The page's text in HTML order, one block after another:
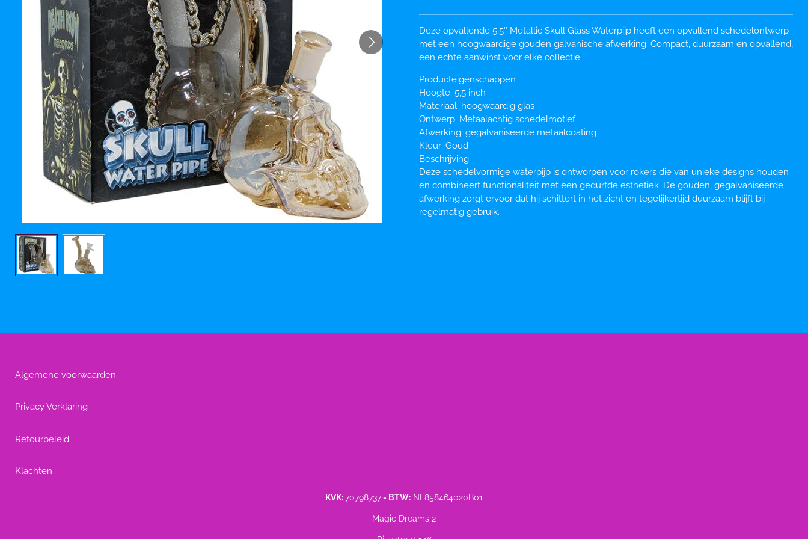
Deze opvallende 5,5″ Metallic Skull Glass Waterpijp heeft een opvallend schedelontwerp
met een hoogwaardige gouden galvanische afwerking. Compact, duurzaam en opvallend,
een echte aanwinst voor elke collectie.
Producteigenschappen
Hoogte: 5,5 inch
Materiaal: hoogwaardig glas
Ontwerp: Metaalachtig schedelmotief
Afwerking: gegalvaniseerde metaalcoating
Kleur: Goud
Beschrijving
Deze schedelvormige waterpijp is ontworpen voor rokers die van unieke designs houden
en combineert functionaliteit met een gedurfde esthetiek. De gouden, gegalvaniseerde
afwerking zorgt ervoor dat hij schittert in het zicht en tegelijkertijd duurzaam blijft bij
regelmatig gebruik.
Algemene voorwaarden
Privacy Verklaring
Retourbeleid
Klachten
KVK:70798737- BTW: NL858464020B01
Magic Dreams 2